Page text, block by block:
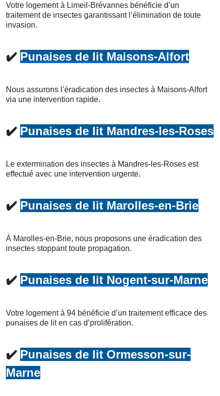
Votre logement à Limeil-Brévannes bénéficie d’un
traitement de insectes garantissant l’élimination de toute
invasion.
✔️ Punaises de lit Maisons-Alfort
Nous assurons l’éradication des insectes à Maisons-Alfort
via une intervention rapide.
✔️ Punaises de lit Mandres-les-Roses
Le extermination des insectes à Mandres-les-Roses est
effectué avec une intervention urgente.
✔️ Punaises de lit Marolles-en-Brie
À Marolles-en-Brie, nous proposons une éradication des
insectes stoppant toute propagation.
✔️ Punaises de lit Nogent-sur-Marne
Votre logement à 94 bénéficie d’un traitement efficace des
punaises de lit en cas d’prolifération.
✔️ Punaises de lit Ormesson-sur-
Marne